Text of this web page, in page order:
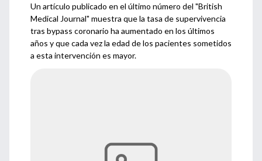
Un artículo publicado en el último número del "British
Medical Journal" muestra que la tasa de supervivencia
tras bypass coronario ha aumentado en los últimos
años y que cada vez la edad de los pacientes sometidos
a esta intervención es mayor.